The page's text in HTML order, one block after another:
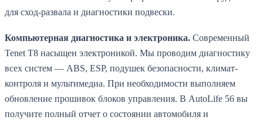
для сход-развала и диагностики подвески.
Компьютерная диагностика и электроника. Современный
Tenet T8 насыщен электроникой. Мы проводим диагностику
всех систем — ABS, ESP, подушек безопасности, климат-
контроля и мультимедиа. При необходимости выполняем
обновление прошивок блоков управления. В AutoLife 56 вы
получите полный отчет о состоянии автомобиля и